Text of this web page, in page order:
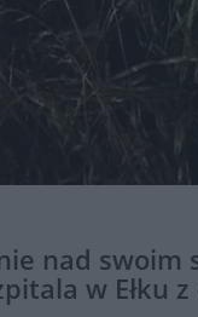
nad swoim
w Ełku